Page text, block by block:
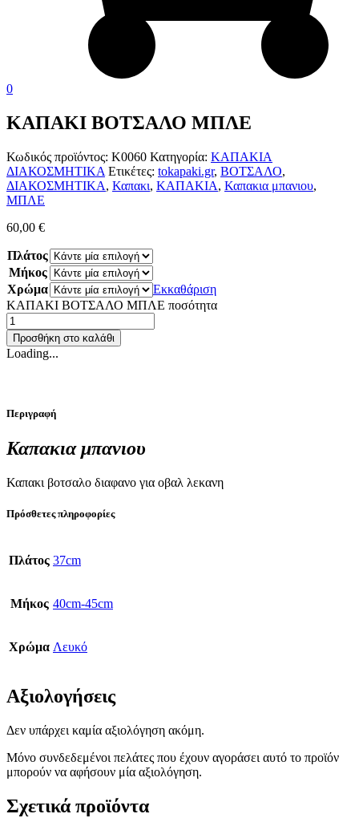
0
ΚΑΠΑΚΙ ΒΟΤΣΑΛΟ ΜΠΛΕ
Κωδικός προϊόντος: Κ0060 Κατηγορία: ΚΑΠΑΚΙΑ
ΔΙΑΚΟΣΜΗΤΙΚΑ Ετικέτες: tokapaki.gr, ΒΟΤΣΑΛΟ,
ΔΙΑΚΟΣΜΗΤΙΚΑ, Καπακι, ΚΑΠΑΚΙΑ, Καπακια μπανιου,
ΜΠΛΕ
60,00 €
Πλάτος
Μήκος
Χρώμα
Εκκαθάριση
ΚΑΠΑΚΙ ΒΟΤΣΑΛΟ ΜΠΛΕ ποσότητα
Προσθήκη στο καλάθι
Loading...
Περιγραφή
Καπακια μπανιου
Καπακι βοτσαλο διαφανο για οβαλ λεκανη
Πρόσθετες πληροφορίες
Πλάτος 37cm
Μήκος 40cm-45cm
Χρώμα Λευκό
Αξιολογήσεις
Δεν υπάρχει καμία αξιολόγηση ακόμη.
Μόνο συνδεδεμένοι πελάτες που έχουν αγοράσει αυτό το προϊόν
μπορούν να αφήσουν μία αξιολόγηση.
Σχετικά προϊόντα